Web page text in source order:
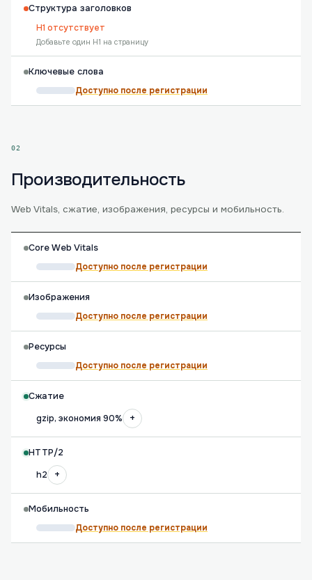
Структура заголовков
H1 отсутствует
Добавьте один H1 на страницу
Ключевые слова
Доступно после регистрации
02
Производительность
Web Vitals, сжатие, изображения, ресурсы и мобильность.
Core Web Vitals
Доступно после регистрации
Изображения
Доступно после регистрации
Ресурсы
Доступно после регистрации
Сжатие
gzip, экономия 90%
+
HTTP/2
h2
+
Мобильность
Доступно после регистрации